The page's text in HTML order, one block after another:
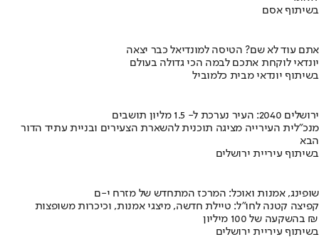
בשיתוף אסם
אתם עוד לא שם? הטיסה למונדיאל כבר יצאה
יונדאי לוקחת אתכם לבמה הכי גדולה בעולם
בשיתוף יונדאי מבית כלמוביל
ירושלים 2040: העיר נערכת ל- 1.5 מליון תושבים
מנכ"לית העירייה מציגה תוכנית להשארת הצעירים ובניית עתיד הדור
הבא
בשיתוף עיריית ירושלים
שופינג, אמנות ואוכל: המרכז המתחדש של מזרח י-ם
קפיצה קטנה לחו"ל: טיילת חדשה, מיצגי אמנות, וכיכרות משופצות
בהשקעה של 100 מיליון ₪
בשיתוף עיריית ירושלים